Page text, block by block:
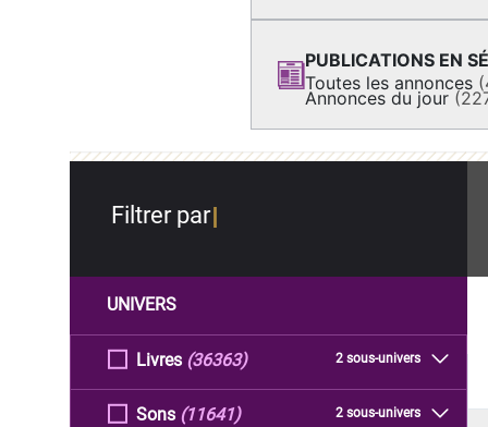
PUBLICATIONS EN
Toutes les annonces
Annonces du jour
Filtrer par
UNIVERS
Livres 2 sous-univers
(36363)
Sons 2 sous-univers
(11641)